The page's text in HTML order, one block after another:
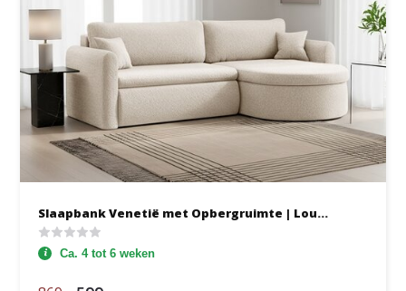
Slaapbank Venetië met Opbergruimte | Lou...
Ca. 4 tot 6 weken